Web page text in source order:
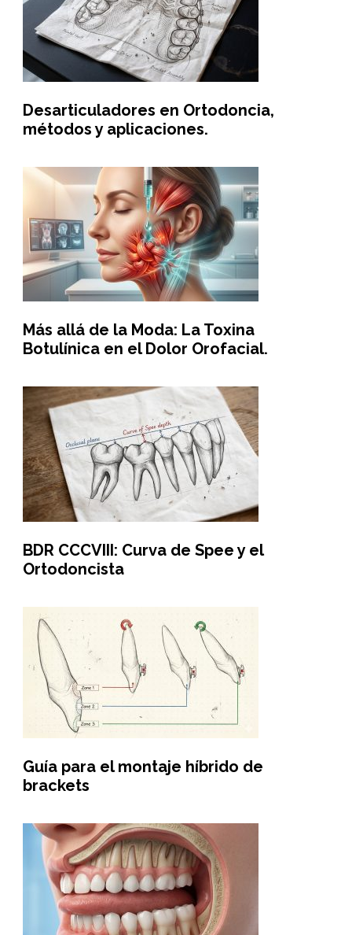
Desarticuladores en Ortodoncia,
métodos y aplicaciones.
Más allá de la Moda: La Toxina
Botulínica en el Dolor Orofacial.
BDR CCCVIII: Curva de Spee y el
Ortodoncista
Guía para el montaje híbrido de
brackets